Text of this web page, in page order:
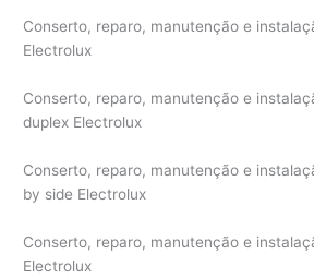
Conserto, reparo, manutenção e
Electrolux
Conserto, reparo, manutenção e
duplex Electrolux
Conserto, reparo, manutenção e
by side Electrolux
Conserto, reparo, manutenção e
Electrolux